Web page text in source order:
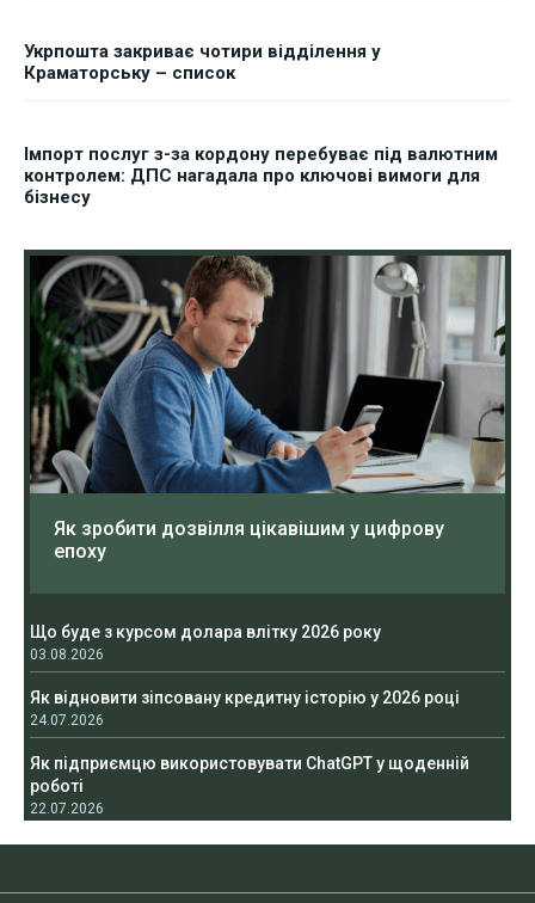
Укрпошта закриває чотири відділення у
Краматорську – список
Імпорт послуг з-за кордону перебуває під валютним
контролем: ДПС нагадала про ключові вимоги для
бізнесу
Як зробити дозвілля цікавішим у цифрову
епоху
Що буде з курсом долара влітку 2026 року
03.08.2026
Як відновити зіпсовану кредитну історію у 2026 році
24.07.2026
Як підприємцю використовувати ChatGPT у щоденній
роботі
22.07.2026